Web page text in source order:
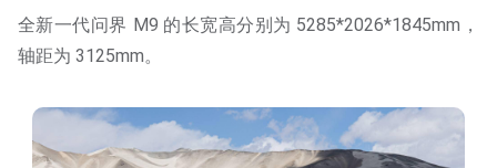
全新一代问界 M9 的长宽高分别为 5285*2026*1845mm，
轴距为 3125mm。